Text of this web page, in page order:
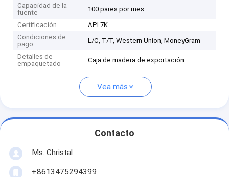
Capacidad de la
fuente
100 pares por mes
Certificación
API 7K
Condiciones de
pago
L/C, T/T, Western Union, MoneyGram
Detalles de
empaquetado
Caja de madera de exportación
Vea más
Contacto
Ms. Christal
+8613475294399